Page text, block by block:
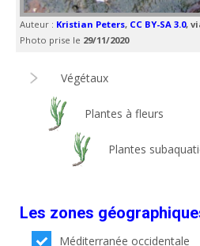
Auteur : Kristian Peters, CC BY-SA 3.0,
Photo prise le 29/11/2020
Végétaux
Plantes à fleurs
Plantes
Les zones
Méditerranée occidentale